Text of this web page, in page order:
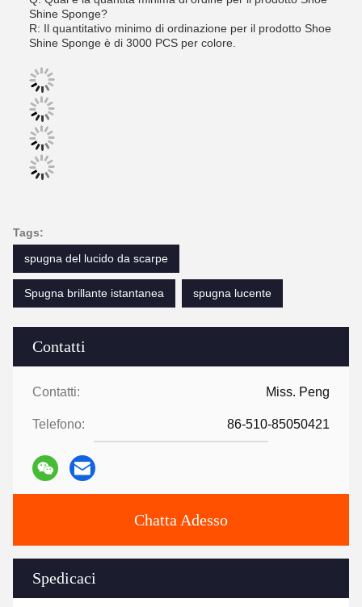
Contatti
Contatti: Miss. Peng
Telefono: 86-510-85050421
Chatta Adesso
Spedicaci
Shine Sponge?
R: Il quantitativo minimo di ordinazione per il prodotto Shoe
Shine Sponge è di 3000 PCS per colore.
Tags:
spugna del lucido da scarpe
Spugna brillante istantanea spugna lucente